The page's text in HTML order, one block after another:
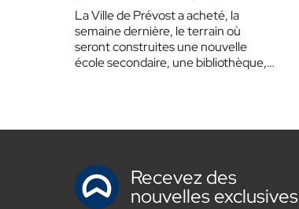
La Ville de Prévost a acheté, la
semaine dernière, le terrain où
seront construites une nouvelle
école secondaire, une bibliothèque,
Recevez des
nouvelles exclusives